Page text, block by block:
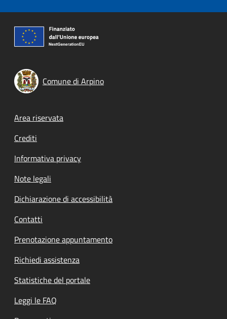
Comune di Arpino
Footer menu
Area riservata
Crediti
Informativa privacy
Note legali
Dichiarazione di accessibilità
Contatti
Prenotazione appuntamento
Richiedi assistenza
Statistiche del portale
Leggi le FAQ